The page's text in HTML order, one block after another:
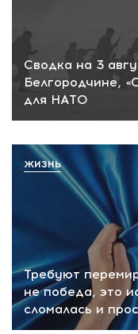
Сводка на 3
Белгородчине,
для НАТО
Требуют
не победа, это
сломалась и
ЖИЗНЬ